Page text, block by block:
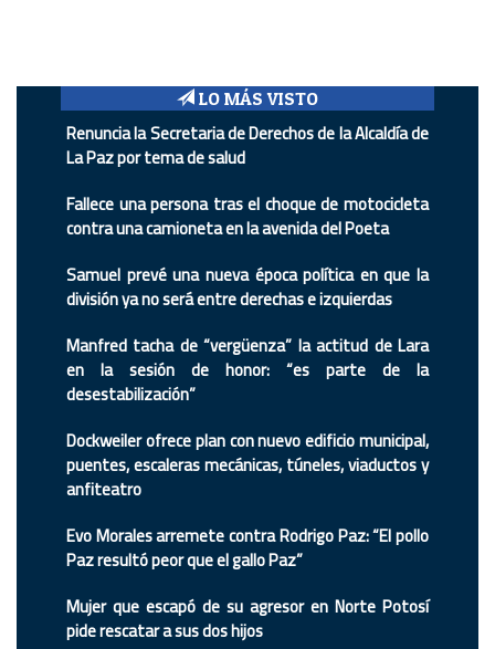
LO MÁS VISTO
Renuncia la Secretaria de Derechos de la Alcaldía de
La Paz por tema de salud
Fallece una persona tras el choque de motocicleta
contra una camioneta en la avenida del Poeta
Samuel prevé una nueva época política en que la
división ya no será entre derechas e izquierdas
Manfred tacha de “vergüenza” la actitud de Lara
en la sesión de honor: “es parte de la
desestabilización”
Dockweiler ofrece plan con nuevo edificio municipal,
puentes, escaleras mecánicas, túneles, viaductos y
anfiteatro
Evo Morales arremete contra Rodrigo Paz: “El pollo
Paz resultó peor que el gallo Paz”
Mujer que escapó de su agresor en Norte Potosí
pide rescatar a sus dos hijos